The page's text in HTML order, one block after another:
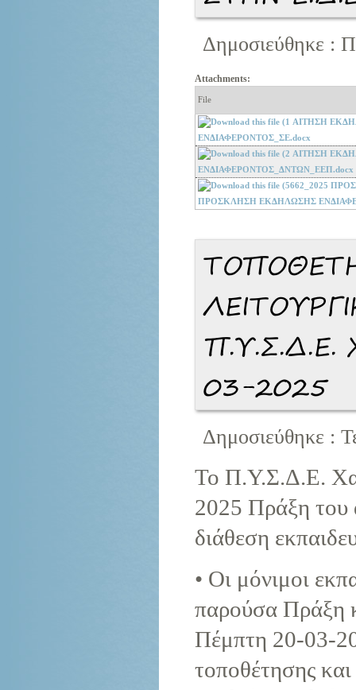
Δημοσιεύθηκε :
Attachments:
File
ΕΝΔΙΑΦΕΡΟΝΤΟΣ_ΣΕ.docx
ΕΝΔΙΑΦΕΡΟΝΤΟΣ_ΔΝΤΩΝ_ΕΕΠ.docx
ΠΡΟΣΚΛΗΣΗ ΕΚΔΗΛΩΣΗΣ
Π.Υ.Σ.Δ.Ε.
03-2025
Δημοσιεύθηκε :
Το Π.Υ.Σ.Δ.Ε.
2025 Πράξη του
διάθεση
• Οι μόνιμοι
παρούσα Πράξη
Πέμπτη 20-03-
τοποθέτησης